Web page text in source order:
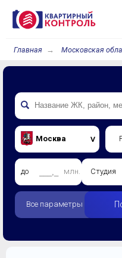
Главная Московская
Москва
до млн. Студия
Все параметры